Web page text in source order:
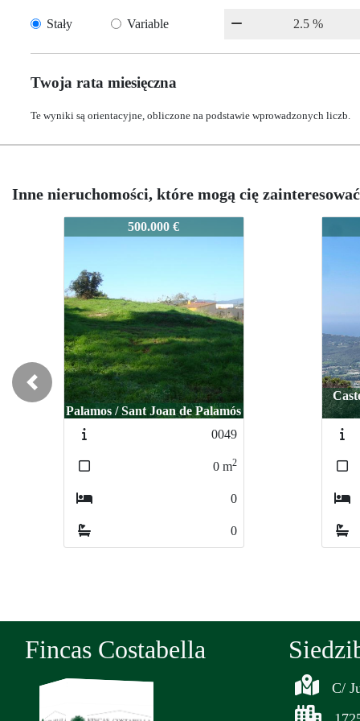
Stały Variable
Twoja rata miesięczna
Te wyniki są orientacyjne, obliczone na podstawie wprowadzonych liczb.
Inne nieruchomości, które mogą cię zainteresować
500.000 €
Palamos / Sant Joan de Palamós
Castell
Castell
Previous
Fincas Costabella
C/